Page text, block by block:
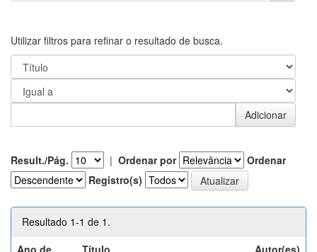
Utilizar filtros para refinar o resultado de busca.
Result./Pág. | Ordenar por
Ordenar
Registro(s)
Resultado 1-1 de 1.
Ano de
Título Autor(es)